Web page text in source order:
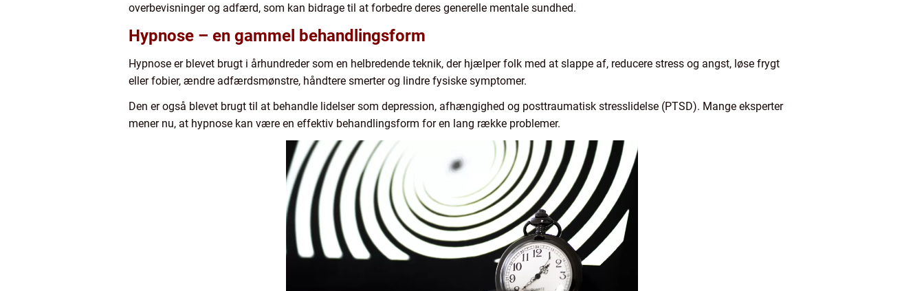
overbevisninger og adfærd, som kan bidrage til at forbedre deres generelle mentale sundhed.
Hypnose – en gammel behandlingsform
Hypnose er blevet brugt i århundreder som en helbredende teknik, der hjælper folk med at slappe af, reducere stress og angst, løse frygt
eller fobier, ændre adfærdsmønstre, håndtere smerter og lindre fysiske symptomer.
Den er også blevet brugt til at behandle lidelser som depression, afhængighed og posttraumatisk stresslidelse (PTSD). Mange eksperter
mener nu, at hypnose kan være en effektiv behandlingsform for en lang række problemer.